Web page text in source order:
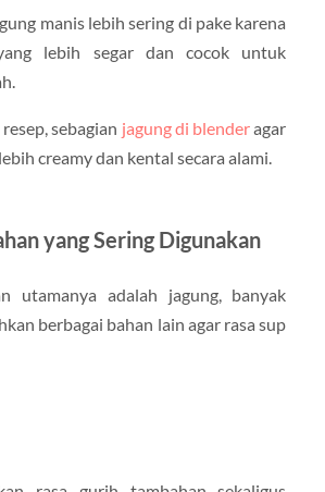
manis lebih sering di pake karena
lebih segar dan cocok untuk
sebagian jagung di blenderagar
creamy dan kental secara alami.
yang Sering Digunakan
utamanya adalah jagung, banyak
berbagai bahan lain agar rasa sup